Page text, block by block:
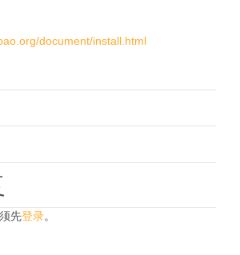
document/install.html
先登录。